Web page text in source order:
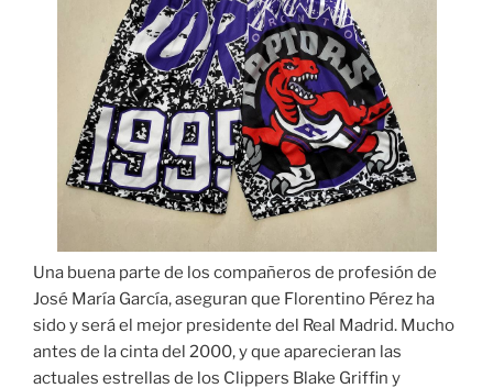
Una buena parte de los compañeros de profesión de
José María García, aseguran que Florentino Pérez ha
sido y será el mejor presidente del Real Madrid. Mucho
antes de la cinta del 2000, y que aparecieran las
actuales estrellas de los Clippers Blake Griffin y